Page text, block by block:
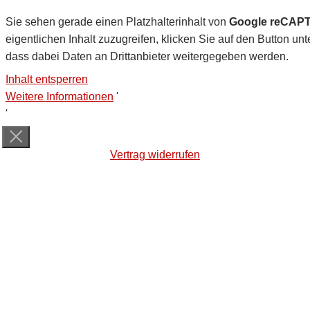
Sie sehen gerade einen Platzhalterinhalt von Google
eigentlichen Inhalt zuzugreifen, klicken Sie auf den Button
dass dabei Daten an Drittanbieter weitergegeben werden.
Inhalt entsperren
Weitere Informationen '
'
Vertrag widerrufen